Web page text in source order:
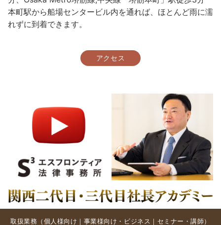
本町駅から船場センタービル内を通れば、ほとんど雨に濡
れずに到着できます。
アクセス
取扱業務（ 個人様向け ｜ 事業様向け・ビジネス ｜ セミナー・講師）